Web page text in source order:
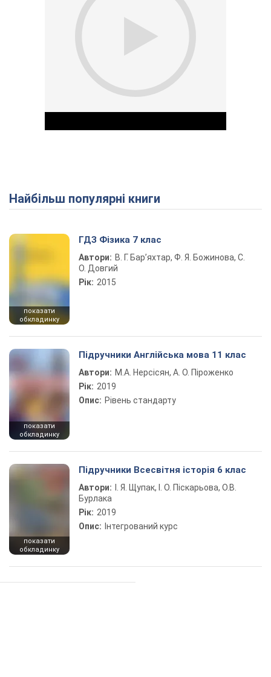
Play Video
Найбільш популярні книги
показати
обкладинку
ГДЗ Фізика 7 клас
Автори: В. Г. Бар’яхтар, Ф. Я. Божинова, С.
О. Довгий
Рік: 2015
показати
обкладинку
Підручники Англійська мова 11 клас
Автори: М.А. Нерсісян, А. О. Піроженко
Рік: 2019
Опис: Рівень стандарту
показати
обкладинку
Підручники Всесвітня історія 6 клас
Автори:
І. Я. Щупак, І. О. Піскарьова, О.В.
Бурлака
Рік: 2019
Опис: Інтегрований курс